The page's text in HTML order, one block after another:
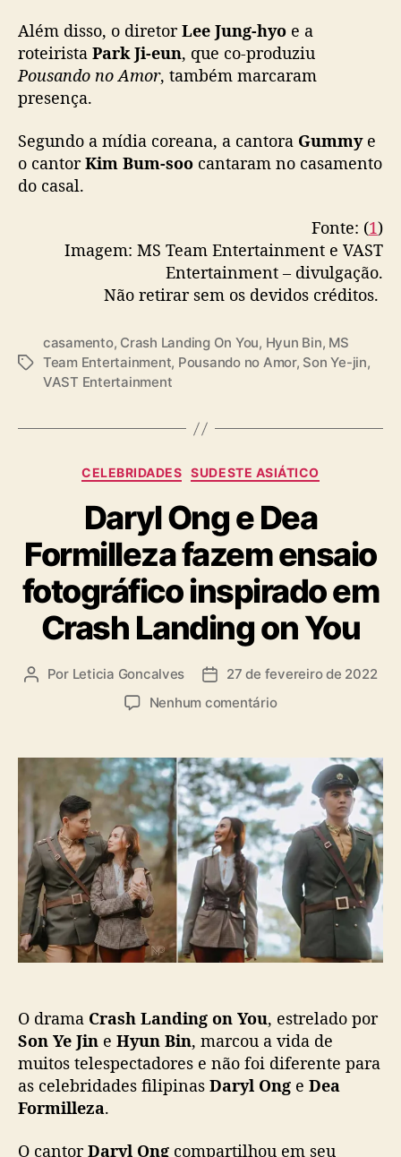
Além disso, o diretorLee Jung-hyo e a
roteirista Park Ji-eun, que co-produziu
Pousando no Amor, também marcaram
presença.
Segundo a mídia coreana, a cantora Gummye
o cantorKim Bum-soo cantaram no casamento
do casal.
Fonte: (1)
Imagem: MS Team Entertainment e VAST
Entertainment – divulgação.
Não retirar sem os devidos créditos.
T
casamento, Crash Landing On You, Hyun Bin, MS
Team Entertainment, Pousando no Amor, Son Ye-jin,
VAST Entertainment
C
t
e
g
o
r
i
a
CELEBRIDADES SUDESTE ASIÁTICO
Daryl Ong e Dea
Formilleza fazem ensaio
fotográfico inspirado em
Crash Landing on You
A
r
o
p
o
s
t
Por Leticia Goncalves
D
d
e
p
u
b
l
c
a
ç
ã
27 de fevereiro de 2022
Nenhum comentárioe
a
r
y
O
n
g
e
D
e
a
r
m
i
l
O drama Crash Landing on You, estrelado por
Son Ye Jin e Hyun Bin, marcou a vida de
muitos telespectadores e não foi diferente para
as celebridades filipinas Daryl Ong e Dea
Formilleza.
O cantorDaryl Ong compartilhou em seu